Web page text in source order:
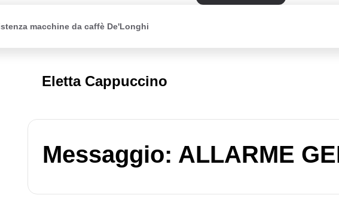
macchine da caffè De'Longhi
Eletta Cappuccino
Messaggio: ALLARME